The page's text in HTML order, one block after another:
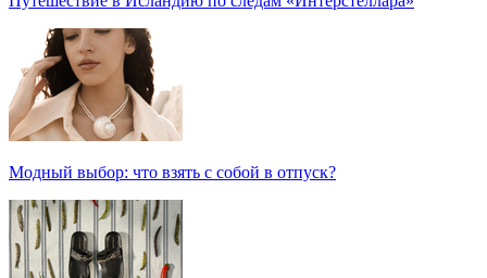
Модный выбор: что взять с собой в отпуск?